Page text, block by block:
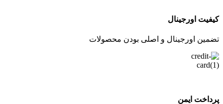
کیفیت اورجینال
تضمین اورجینال و اصلی بودن محصولات
پرداخت ایمن